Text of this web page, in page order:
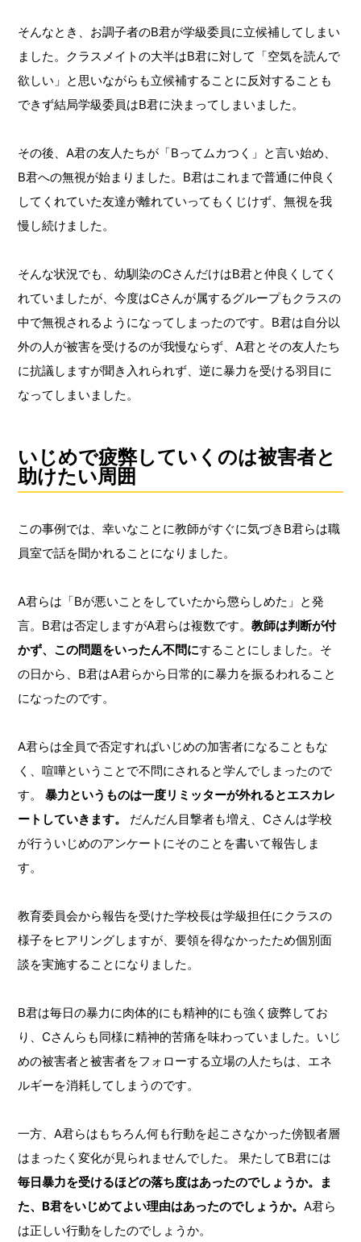
そんなとき、お調子者のB君が学級委員に立候補してしまい
ました。クラスメイトの大半はB君に対して「空気を読んで
欲しい」と思いながらも立候補することに反対することも
できず結局学級委員はB君に決まってしまいました。
その後、A君の友人たちが「Bってムカつく」と言い始め、
B君への無視が始まりました。B君はこれまで普通に仲良く
してくれていた友達が離れていってもくじけず、無視を我
慢し続けました。
そんな状況でも、幼馴染のCさんだけはB君と仲良くしてく
れていましたが、今度はCさんが属するグループもクラスの
中で無視されるようになってしまったのです。B君は自分以
外の人が被害を受けるのが我慢ならず、A君とその友人たち
に抗議しますが聞き入れられず、逆に暴力を受ける羽目に
なってしまいました。
いじめで疲弊していくのは被害者と
助けたい周囲
この事例では、幸いなことに教師がすぐに気づきB君らは職
員室で話を聞かれることになりました。
A君らは「Bが悪いことをしていたから懲らしめた」と発
言。B君は否定しますがA君らは複数です。教師は判断が付
かず、この問題をいったん不問にすることにしました。そ
の日から、B君はA君らから日常的に暴力を振るわれること
になったのです。
A君らは全員で否定すればいじめの加害者になることもな
く、喧嘩ということで不問にされると学んでしまったので
す。暴力というものは一度リミッターが外れるとエスカレ
ートしていきます。
だんだん目撃者も増え、Cさんは学校
が行ういじめのアンケートにそのことを書いて報告しま
す。
教育委員会から報告を受けた学校長は学級担任にクラスの
様子をヒアリングしますが、要領を得なかったため個別面
談を実施することになりました。
B君は毎日の暴力に肉体的にも精神的にも強く疲弊してお
り、Cさんらも同様に精神的苦痛を味わっていました。いじ
めの被害者と被害者をフォローする立場の人たちは、エネ
ルギーを消耗してしまうのです。
一方、A君らはもちろん何も行動を起こさなかった傍観者層
はまったく変化が見られませんでした。 果たしてB君には
毎日暴力を受けるほどの落ち度はあったのでしょうか。ま
た、B君をいじめてよい理由はあったのでしょうか。 A君ら
は正しい行動をしたのでしょうか。